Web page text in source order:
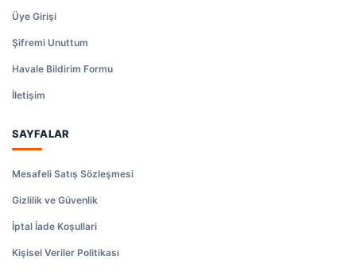
Üye Girişi
Şifremi Unuttum
Havale Bildirim Formu
İletişim
SAYFALAR
Mesafeli Satış Sözleşmesi
Gizlilik ve Güvenlik
İptal İade Koşullari
Kişisel Veriler Politikası